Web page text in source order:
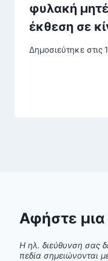
φυλακή
έκθεση σε
Δημοσιεύτηκε στις
Αφήστε
Η ηλ. διεύθυνση σας
πεδία σημειώνονται